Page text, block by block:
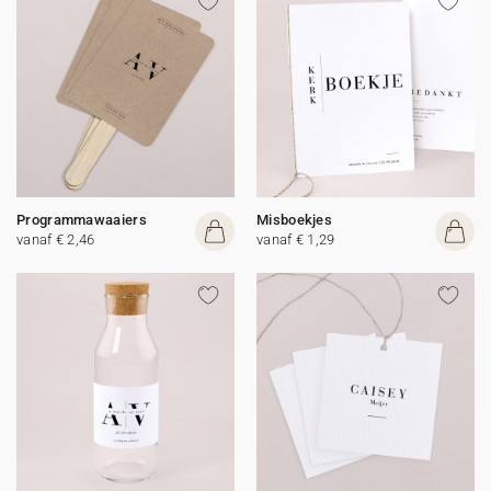
Programmawaaiers
vanaf € 2,46
Misboekjes
vanaf € 1,29